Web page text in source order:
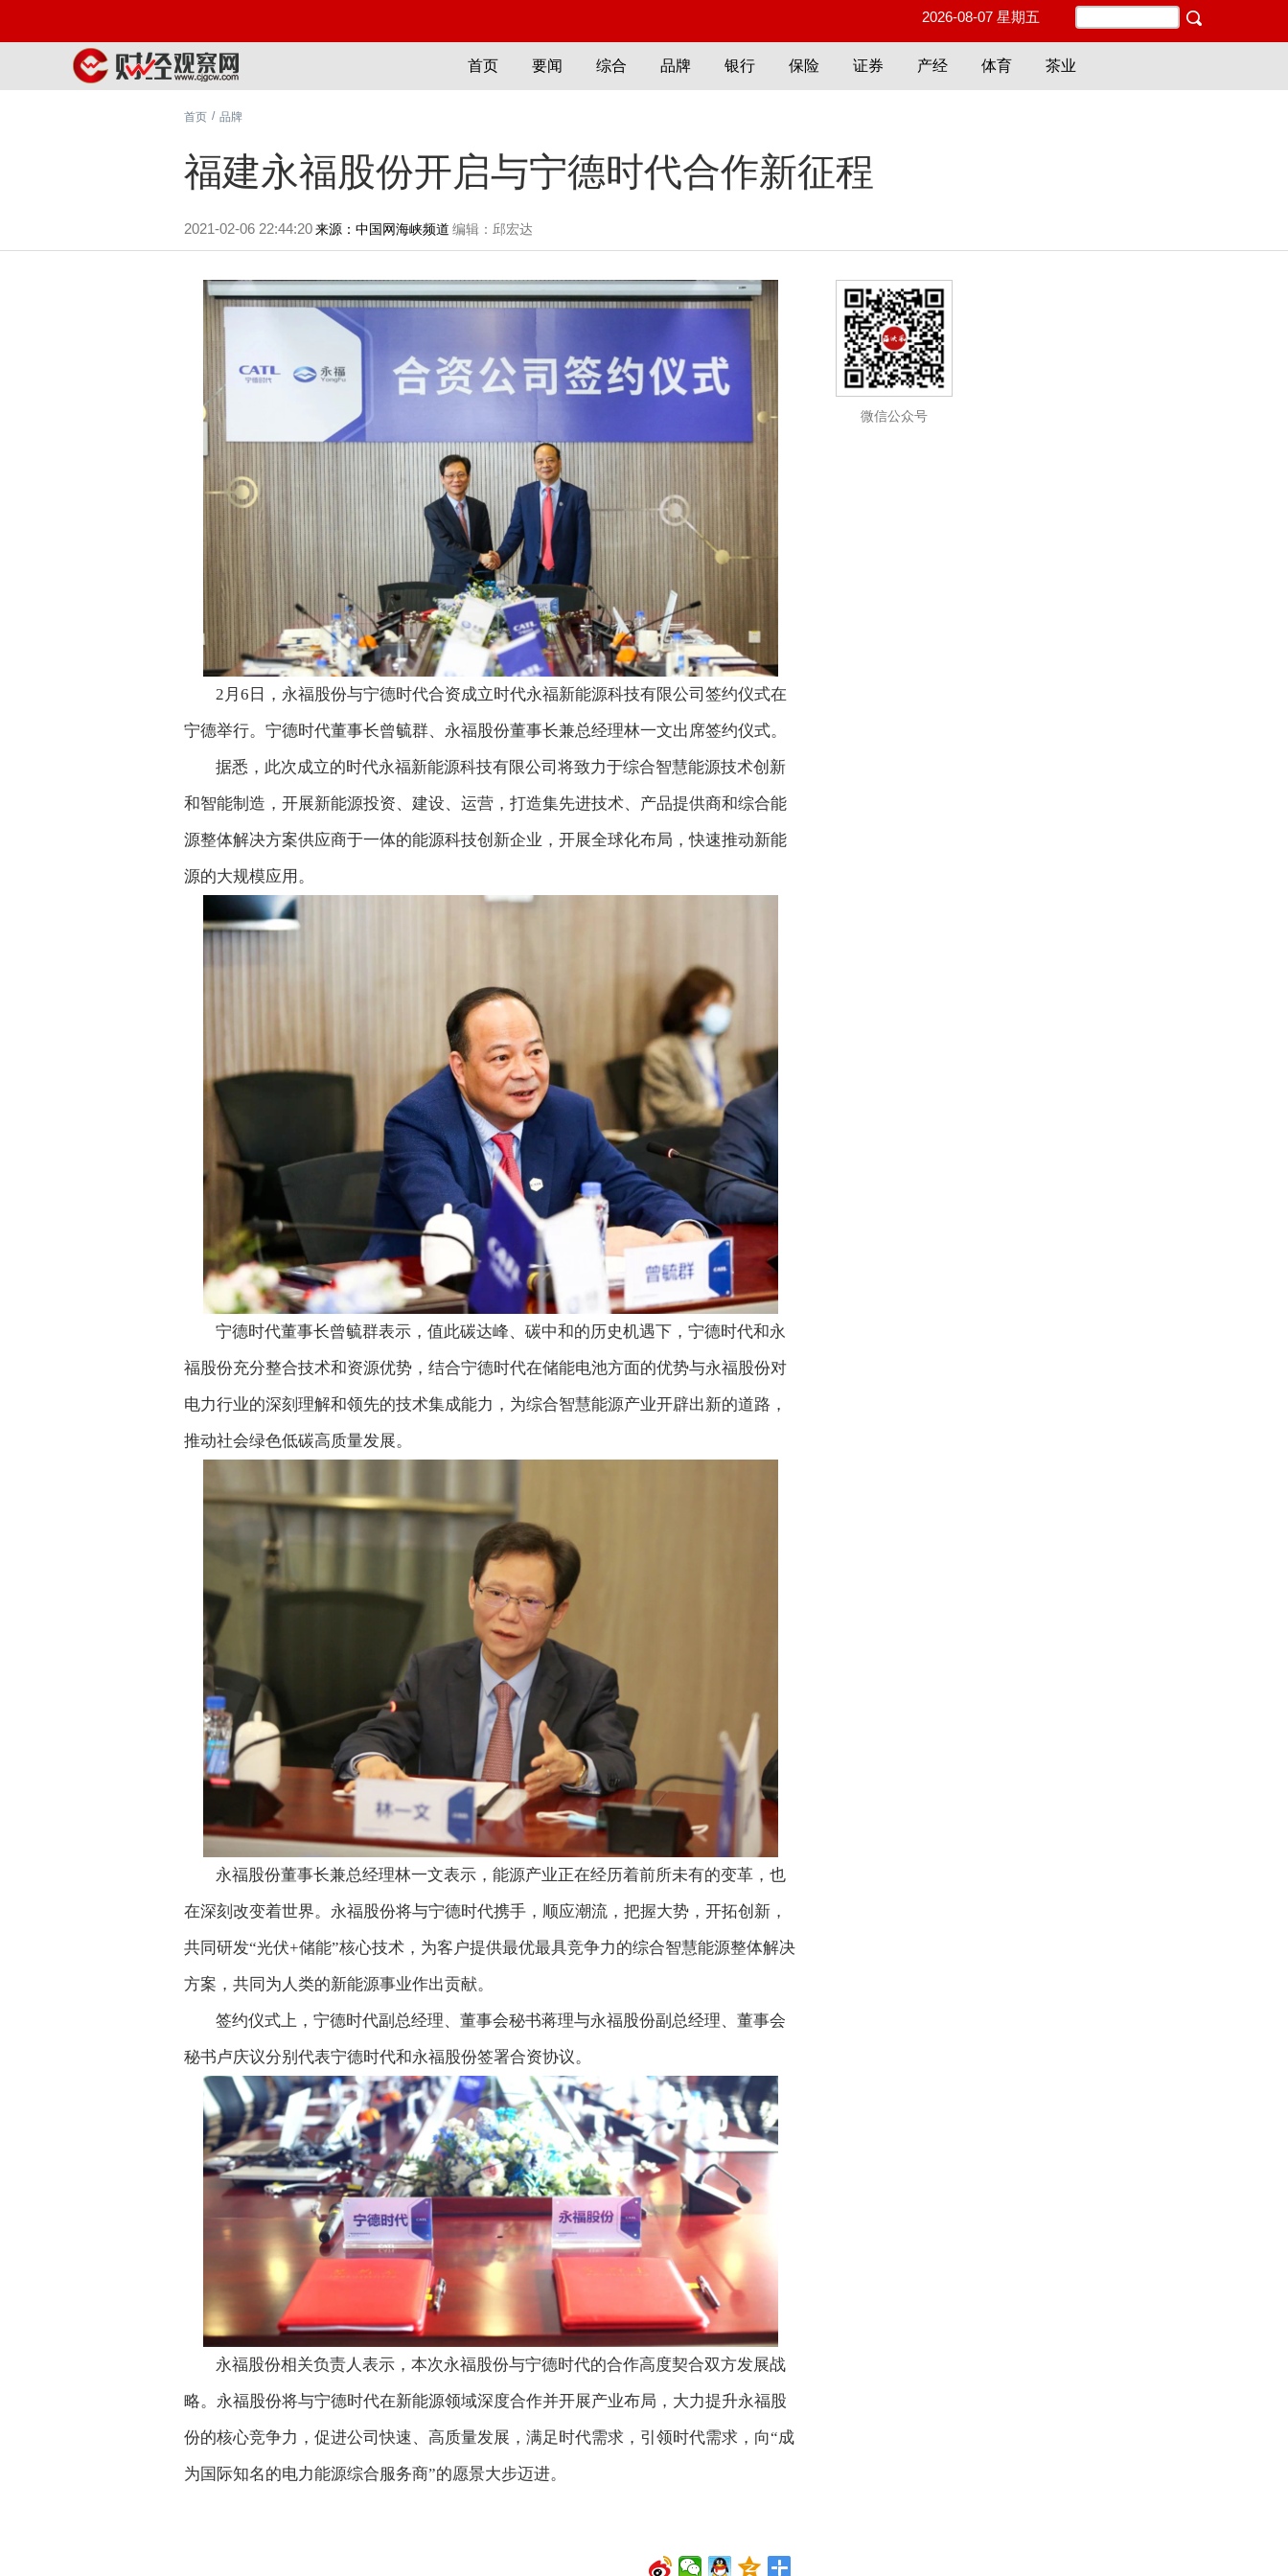
2026-08-07 星期五
首页 要闻 综合 品牌 银行 保险 证券 产经 体育 茶业
首页 / 品牌
福建永福股份开启与宁德时代合作新征程
2021-02-06 22:44:20来源：中国网海峡频道 编辑：邱宏达
2月6日，永福股份与宁德时代合资成立时代永福新能源科技有限公司签约仪式在
宁德举行。宁德时代董事长曾毓群、永福股份董事长兼总经理林一文出席签约仪式。
据悉，此次成立的时代永福新能源科技有限公司将致力于综合智慧能源技术创新
和智能制造，开展新能源投资、建设、运营，打造集先进技术、产品提供商和综合能
源整体解决方案供应商于一体的能源科技创新企业，开展全球化布局，快速推动新能
源的大规模应用。
宁德时代董事长曾毓群表示，值此碳达峰、碳中和的历史机遇下，宁德时代和永
福股份充分整合技术和资源优势，结合宁德时代在储能电池方面的优势与永福股份对
电力行业的深刻理解和领先的技术集成能力，为综合智慧能源产业开辟出新的道路，
推动社会绿色低碳高质量发展。
永福股份董事长兼总经理林一文表示，能源产业正在经历着前所未有的变革，也
在深刻改变着世界。永福股份将与宁德时代携手，顺应潮流，把握大势，开拓创新，
共同研发“光伏+储能”核心技术，为客户提供最优最具竞争力的综合智慧能源整体解决
方案，共同为人类的新能源事业作出贡献。
签约仪式上，宁德时代副总经理、董事会秘书蒋理与永福股份副总经理、董事会
秘书卢庆议分别代表宁德时代和永福股份签署合资协议。
永福股份相关负责人表示，本次永福股份与宁德时代的合作高度契合双方发展战
略。永福股份将与宁德时代在新能源领域深度合作并开展产业布局，大力提升永福股
份的核心竞争力，促进公司快速、高质量发展，满足时代需求，引领时代需求，向“成
为国际知名的电力能源综合服务商”的愿景大步迈进。
微信公众号